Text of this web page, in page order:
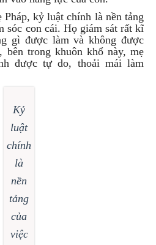
Pháp, kỷ luật chính là nền tảng
sóc con cái. Họ giám sát rất kĩ
gì được làm và không được
bên trong khuôn khổ này, mẹ
được tự do, thoải mái làm
Kỷ
luật
chính
là
nền
tảng
của
việc